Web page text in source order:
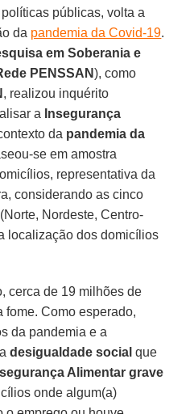
públicas, volta a
da pandemia da Covid-19.
em Soberania e
PENSSAN), como
, realizou inquérito
a Insegurança
da pandemia da
se em amostra
representativa da
considerando as cinco
Nordeste, Centro-
localização dos domicílios
cerca de 19 milhões de
fome. Como esperado,
da pandemia e a
desigualdade social que
Alimentar grave
onde algum(a)